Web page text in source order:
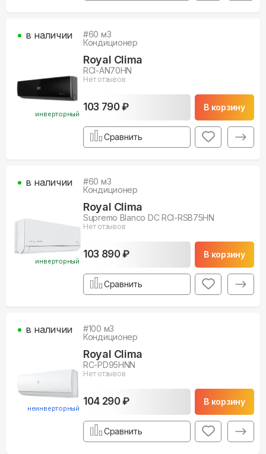
инверторный
#60 м3
Кондиционер
Royal Clima
RCI-AN70HN
Нет отзывов
103 790 ₽ В корзину
в наличии
Сравнить
инверторный
#60 м3
Кондиционер
Royal Clima
Supremo Blanco DC RCI-RSB75HN
Нет отзывов
103 890 ₽ В корзину
в наличии
Сравнить
неинверторный
#100 м3
Кондиционер
Royal Clima
RC-PD95HNN
Нет отзывов
104 290 ₽ В корзину
в наличии
Сравнить